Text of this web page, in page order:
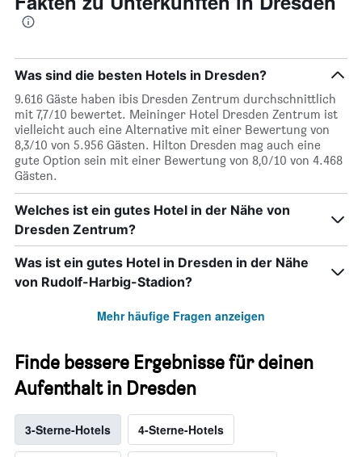
Was sind die besten Hotels in Dresden?
9.616 Gäste haben ibis Dresden Zentrum durchschnittlich
mit 7,7/10 bewertet. Meininger Hotel Dresden Zentrum ist
vielleicht auch eine Alternative mit einer Bewertung von
8,3/10 von 5.956 Gästen. Hilton Dresden mag auch eine
gute Option sein mit einer Bewertung von 8,0/10 von 4.468
Gästen.
Welches ist ein gutes Hotel in der Nähe von
Dresden Zentrum?
Was ist ein gutes Hotel in Dresden in der Nähe
von Rudolf-Harbig-Stadion?
Mehr häufige Fragen anzeigen
Finde bessere Ergebnisse für deinen
Aufenthalt in Dresden
3-Sterne-Hotels 4-Sterne-Hotels